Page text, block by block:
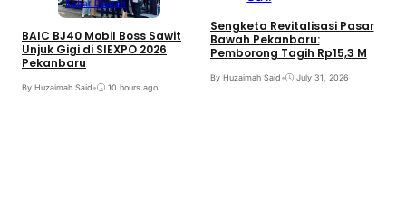
Kabar Daerah
BAIC BJ40 Mobil Boss Sawit
Unjuk Gigi di SIEXPO 2026
Pekanbaru
By Huzaimah Said• 10 hours ago
Sengketa Revitalisasi Pasar
Bawah Pekanbaru:
Pemborong Tagih Rp15,3 M
By Huzaimah Said• July 31, 2026